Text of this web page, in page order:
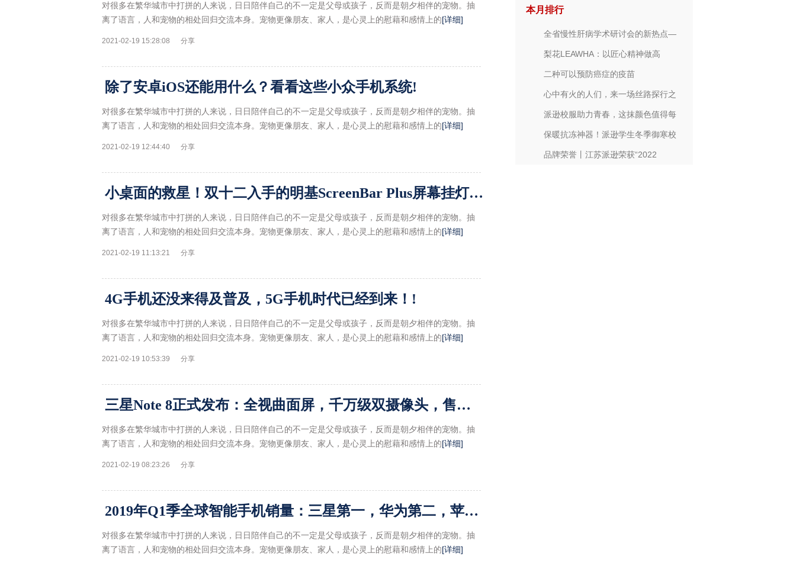
对很多在繁华城市中打拼的人来说，日日陪伴自己的不一定是父母或孩子，反而是朝夕相伴的宠物。抽
离了语言，人和宠物的相处回归交流本身。宠物更像朋友、家人，是心灵上的慰藉和感情上的[详细]
2021-02-19 15:28:08 分享
除了安卓iOS还能用什么？看看这些小众手机系统!
对很多在繁华城市中打拼的人来说，日日陪伴自己的不一定是父母或孩子，反而是朝夕相伴的宠物。抽
离了语言，人和宠物的相处回归交流本身。宠物更像朋友、家人，是心灵上的慰藉和感情上的[详细]
2021-02-19 12:44:40 分享
小桌面的救星！双十二入手的明基ScreenBar Plus屏幕挂灯使用体验!
对很多在繁华城市中打拼的人来说，日日陪伴自己的不一定是父母或孩子，反而是朝夕相伴的宠物。抽
离了语言，人和宠物的相处回归交流本身。宠物更像朋友、家人，是心灵上的慰藉和感情上的[详细]
2021-02-19 11:13:21 分享
4G手机还没来得及普及，5G手机时代已经到来！!
对很多在繁华城市中打拼的人来说，日日陪伴自己的不一定是父母或孩子，反而是朝夕相伴的宠物。抽
离了语言，人和宠物的相处回归交流本身。宠物更像朋友、家人，是心灵上的慰藉和感情上的[详细]
2021-02-19 10:53:39 分享
三星Note 8正式发布：全视曲面屏，千万级双摄像头，售价6200元起!
对很多在繁华城市中打拼的人来说，日日陪伴自己的不一定是父母或孩子，反而是朝夕相伴的宠物。抽
离了语言，人和宠物的相处回归交流本身。宠物更像朋友、家人，是心灵上的慰藉和感情上的[详细]
2021-02-19 08:23:26 分享
2019年Q1季全球智能手机销量：三星第一，华为第二，苹果跌落第三!
对很多在繁华城市中打拼的人来说，日日陪伴自己的不一定是父母或孩子，反而是朝夕相伴的宠物。抽
离了语言，人和宠物的相处回归交流本身。宠物更像朋友、家人，是心灵上的慰藉和感情上的[详细]
本月排行
全省慢性肝病学术研讨会的新热点—
梨花LEAWHA：以匠心精神做高
二种可以预防癌症的疫苗
心中有火的人们，来一场丝路探行之
派逊校服助力青春，这抹颜色值得每
保暖抗冻神器！派逊学生冬季御寒校
品牌荣誉丨江苏派逊荣获“2022